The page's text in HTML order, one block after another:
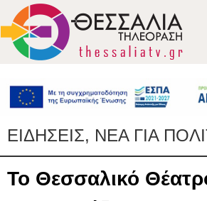
ΕΙΔΗΣΕΙΣ, ΝΕΑ ΓΙΑ
Το Θεσσαλικό